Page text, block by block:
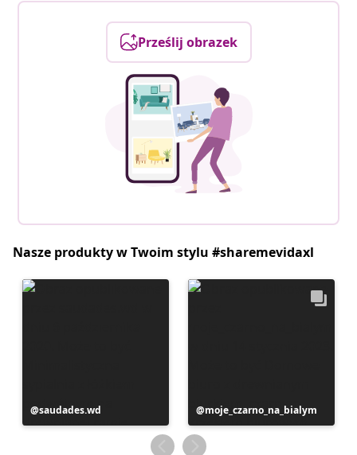
Prześlij obrazek
Nasze produkty w Twoim stylu #sharemevidaxl
Post
opublikowany
saudades.wd
Post
opublikowany
przez
moje_czarno_na_bialym